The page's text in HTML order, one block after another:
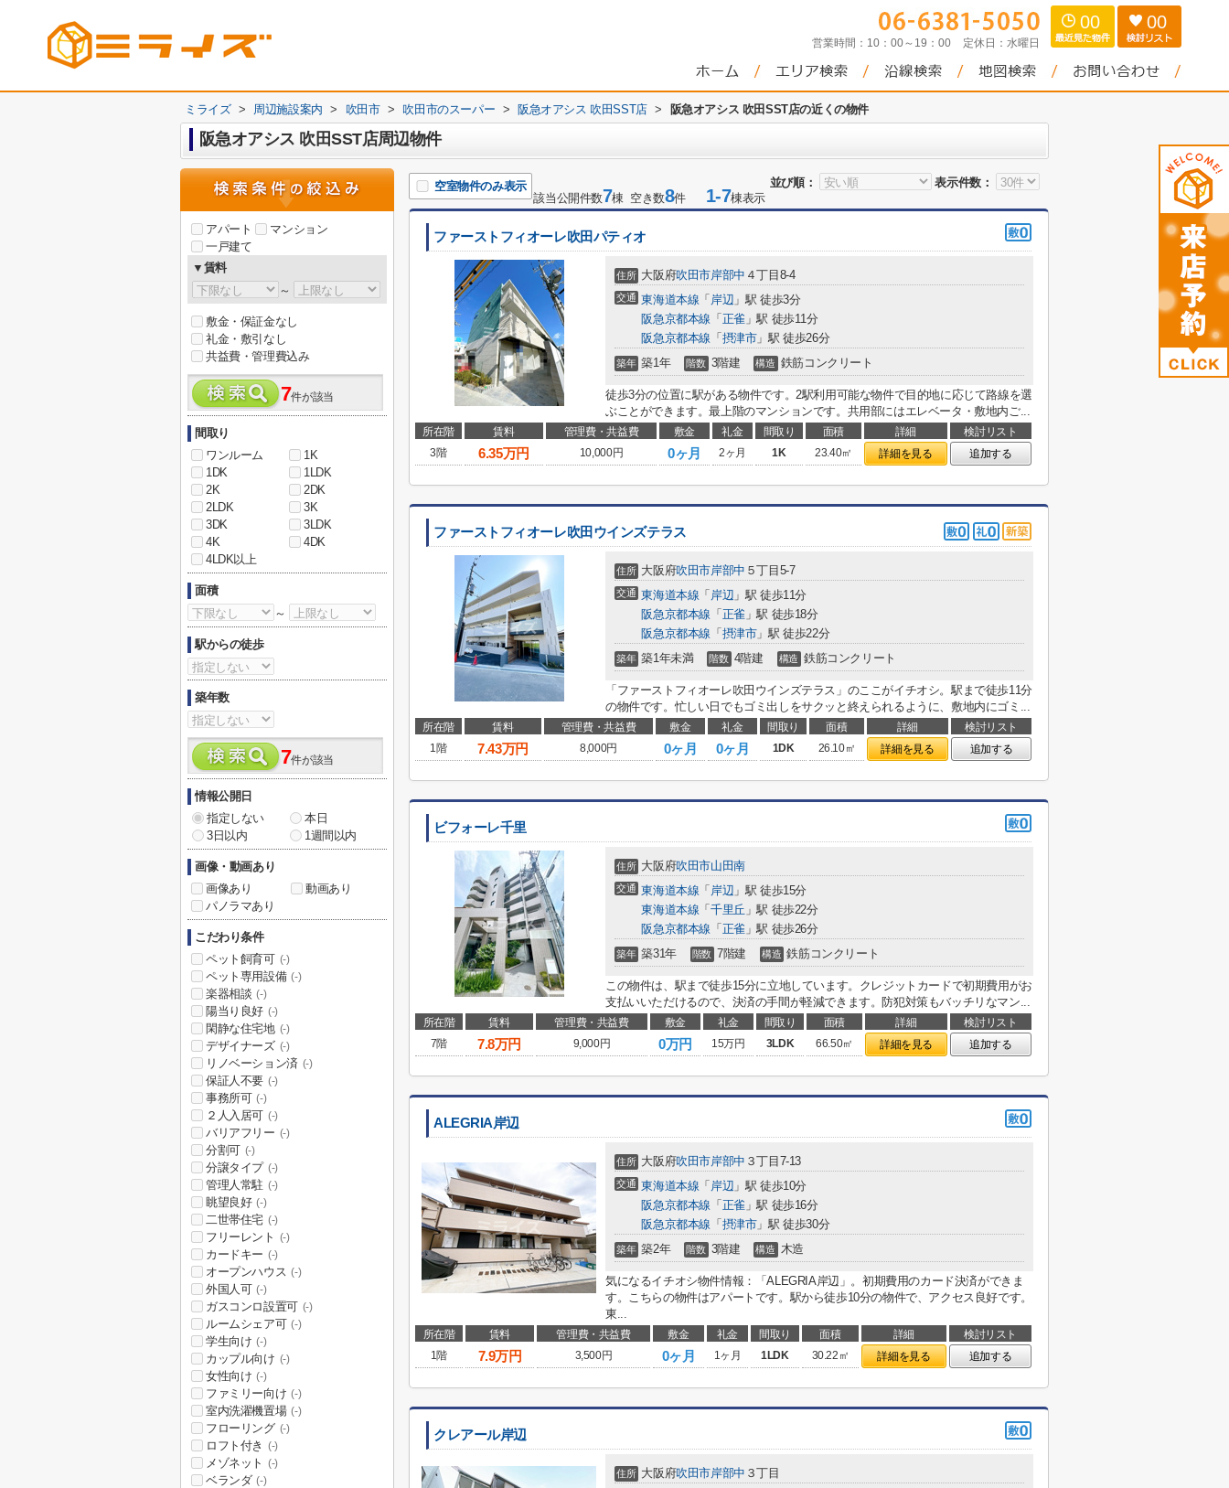
営業時間： 10：00～19：00 定休日： 水曜日
00 00
ミライズ > 周辺施設案内 > 吹田市 > 吹田市のスーパー > 阪急オアシス 吹田SST店 > 阪急オアシス 吹田SST店の近くの物件
阪急オアシス 吹田SST店周辺物件
並び順： 表示件数：
空室物件のみ表示
該当公開件数7棟 空き数8件 1-7棟表示
ファーストフィオーレ吹田パティオ
住所 大阪府吹田市岸部中 ４丁目8-4
交通 東海道本線 「 岸辺 」駅 徒歩3分
阪急京都本線 「 正雀 」駅 徒歩11分
阪急京都本線 「 摂津市」駅 徒歩26分
築年 築1年 階数 3階建 構造 鉄筋コンクリート
徒歩3分の位置に駅がある物件です。2駅利用可能な物件で目的地に応じて路線を選
ぶことができます。最上階のマンションです。共用部にはエレベータ・敷地内ご...
所在階 賃料 管理費・共益費 敷金 礼金 間取り 面積 詳細
検討リスト
3階
6.35万円 10,000円 0ヶ月 2ヶ月 1K 23.40㎡ 詳細を見る 追加する
ファーストフィオーレ吹田ウインズテラス
住所 大阪府吹田市岸部中 ５丁目5-7
交通 東海道本線 「 岸辺 」駅 徒歩11分
阪急京都本線 「 正雀 」駅 徒歩18分
阪急京都本線 「 摂津市」駅 徒歩22分
築年 築1年未満 階数 4階建 構造 鉄筋コンクリート
「ファーストフィオーレ吹田ウインズテラス」のここがイチオシ。駅まで徒歩11分
の物件です。忙しい日でもゴミ出しをサクッと終えられるように、敷地内にゴミ...
所在階 賃料 管理費・共益費 敷金 礼金 間取り 面積 詳細
検討リスト
1階
7.43万円 8,000円 0ヶ月 0ヶ月 1DK 26.10㎡ 詳細を見る 追加する
ビフォーレ千里
住所 大阪府吹田市山田南
交通 東海道本線 「 岸辺 」駅 徒歩15分
東海道本線 「 千里丘 」駅 徒歩22分
阪急京都本線 「 正雀 」駅 徒歩26分
築年 築31年 階数 7階建 構造 鉄筋コンクリート
この物件は、駅まで徒歩15分に立地しています。クレジットカードで初期費用がお
支払いいただけるので、決済の手間が軽減できます。防犯対策もバッチリなマン...
所在階 賃料 管理費・共益費 敷金 礼金 間取り 面積 詳細
検討リスト
7階
7.8万円 9,000円 0万円 15万円 3LDK 66.50㎡ 詳細を見る 追加する
ALEGRIA岸辺
住所 大阪府吹田市岸部中 ３丁目7-13
交通 東海道本線 「 岸辺 」駅 徒歩10分
阪急京都本線 「 正雀 」駅 徒歩16分
阪急京都本線 「 摂津市」駅 徒歩30分
築年 築2年 階数 3階建 構造 木造
気になるイチオシ物件情報：「ALEGRIA岸辺」。初期費用のカード決済ができま
す。こちらの物件はアパートです。駅から徒歩10分の物件で、アクセス良好です。
東...
所在階 賃料 管理費・共益費 敷金 礼金 間取り 面積 詳細
検討リスト
1階
7.9万円 3,500円 0ヶ月 1ヶ月 1LDK 30.22㎡ 詳細を見る 追加する
クレアール岸辺
住所 大阪府吹田市岸部中 ３丁目
アパート
マンション
一戸建て
▼賃料
～
敷金・保証金なし
礼金・敷引なし
共益費・管理費込み
7件が該当
間取り
ワンルーム
1K
1DK
1LDK
2K
2DK
2LDK
3K
3DK
3LDK
4K
4DK
4LDK以上
面積
～
駅からの徒歩
築年数
7件が該当
情報公開日
指定しない
本日
3日以内
1週間以内
画像・動画あり
画像あり
動画あり
パノラマあり
こだわり条件
ペット飼育可 (-)
ペット専用設備 (-)
楽器相談 (-)
陽当り良好 (-)
閑静な住宅地 (-)
デザイナーズ (-)
リノベーション済 (-)
保証人不要 (-)
事務所可 (-)
２人入居可 (-)
バリアフリー (-)
分割可 (-)
分譲タイプ (-)
管理人常駐 (-)
眺望良好 (-)
二世帯住宅 (-)
フリーレント (-)
カードキー (-)
オープンハウス (-)
外国人可 (-)
ガスコンロ設置可 (-)
ルームシェア可 (-)
学生向け (-)
カップル向け (-)
女性向け (-)
ファミリー向け (-)
室内洗濯機置場 (-)
フローリング (-)
ロフト付き (-)
メゾネット (-)
ベランダ (-)